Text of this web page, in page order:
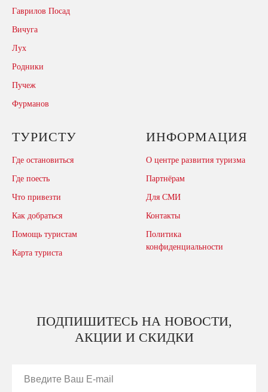
Гаврилов Посад
Вичуга
Лух
Родники
Пучеж
Фурманов
ТУРИСТУ
Где остановиться
Где поесть
Что привезти
Как добраться
Помощь туристам
Карта туриста
ИНФОРМАЦИЯ
О центре развития туризма
Партнёрам
Для СМИ
Контакты
Политика
конфиденциальности
ПОДПИШИТЕСЬ НА НОВОСТИ,
АКЦИИ И СКИДКИ